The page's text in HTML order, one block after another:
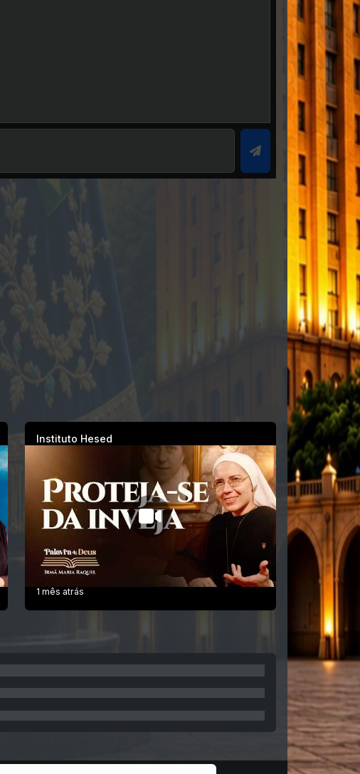
Instituto Hesed
1 mês atrás